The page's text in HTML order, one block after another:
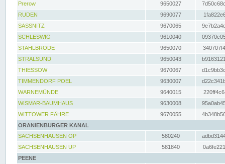
Prerow
9650027
RUDEN
9690077
SASSNITZ
9670065
SCHLESWIG
9610040
STAHLBRODE
9650070
STRALSUND
9650043
THIESSOW
9670067
TIMMENDORF POEL
9630007
WARNEMÜNDE
9640015
WISMAR-BAUMHAUS
9630008
WITTOWER FÄHRE
9670055
ORANIENBURGER KANAL
SACHSENHAUSEN OP
580240
SACHSENHAUSEN UP
581840
PEENE